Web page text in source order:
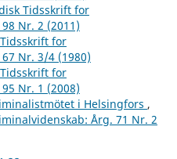
Tidsskrift for
Nr. 2 (2011)
for
Nr. 3/4 (1980)
for
Nr. 1 (2008)
i Helsingfors ,
Årg. 71 Nr. 2